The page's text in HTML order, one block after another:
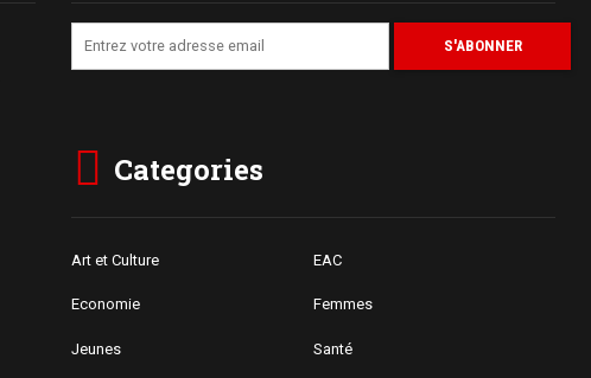
Categories
Art et Culture EAC
Economie Femmes
Jeunes Santé